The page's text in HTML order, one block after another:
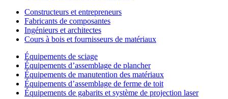
Constructeurs et entrepreneurs
Fabricants de composantes
Ingénieurs et architectes
Cours à bois et fournisseurs de matériaux
Équipements de sciage
Équipements d’assemblage de plancher
Équipements de manutention des matériaux
Équipements d’assemblage de ferme de toit
Équipements de gabarits et système de projection laser